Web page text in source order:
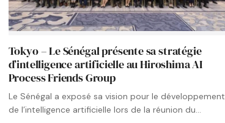
Tokyo – Le Sénégal présente sa stratégie
d’intelligence artificielle au Hiroshima AI
Process Friends Group
Le Sénégal a exposé sa vision pour le développement
de l’intelligence artificielle lors de la réunion du